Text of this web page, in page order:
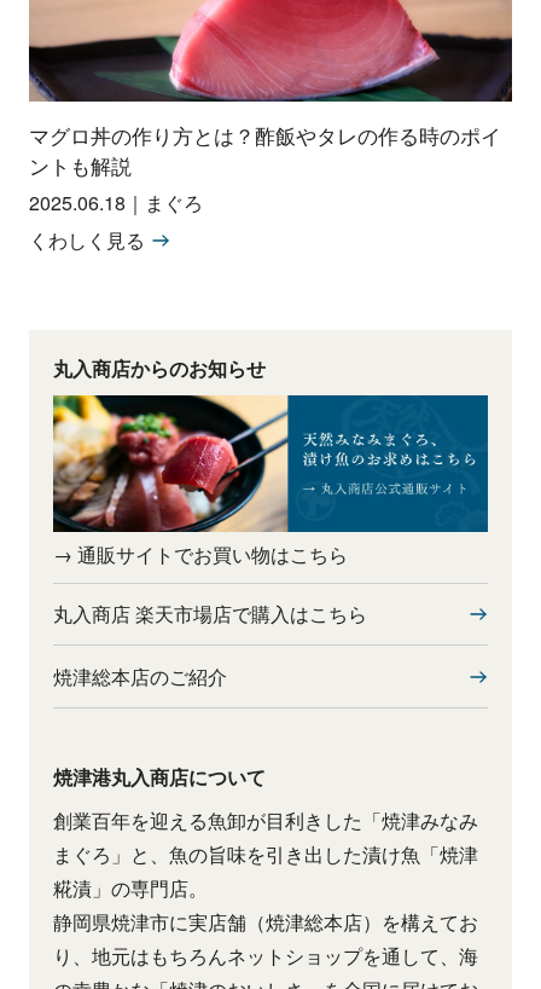
マグロ丼の作り方とは？酢飯やタレの作る時のポイ
ントも解説
2025.06.18 ｜ まぐろ
くわしく見る
丸入商店からのお知らせ
→ 通販サイトでお買い物はこちら
丸入商店 楽天市場店で購入はこちら
焼津総本店のご紹介
焼津港丸入商店について
創業百年を迎える魚卸が目利きした「焼津みなみ
まぐろ」と、魚の旨味を引き出した漬け魚「焼津
糀漬」の専門店。
静岡県焼津市に実店舗（焼津総本店）を構えてお
り、地元はもちろんネットショップを通して、海